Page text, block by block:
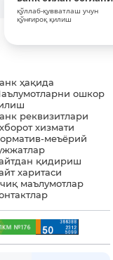
қўллаб-қувватлаш учун
қўнғироқ қилиш
ҳақида
ошкор
реквизитлари
хизмати
меъёрий
қидириш
харитаси
маълумотлар